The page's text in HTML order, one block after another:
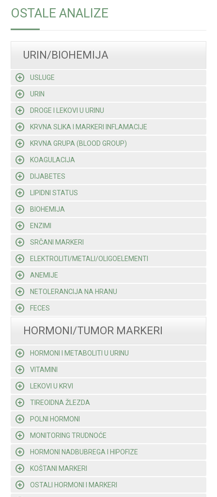
OSTALE ANALIZE
URIN/BIOHEMIJA
USLUGE
URIN
DROGE I LEKOVI U URINU
KRVNA SLIKA I MARKERI INFLAMACIJE
KRVNA GRUPA (BLOOD GROUP)
KOAGULACIJA
DIJABETES
LIPIDNI STATUS
BIOHEMIJA
ENZIMI
SRČANI MARKERI
ELEKTROLITI/METALI/OLIGOELEMENTI
ANEMIJE
NETOLERANCIJA NA HRANU
FECES
HORMONI/TUMOR MARKERI
HORMONI I METABOLITI U URINU
VITAMINI
LEKOVI U KRVI
TIREOIDNA ŽLEZDA
POLNI HORMONI
MONITORING TRUDNOĆE
HORMONI NADBUBREGA I HIPOFIZE
KOŠTANI MARKERI
OSTALI HORMONI I MARKERI